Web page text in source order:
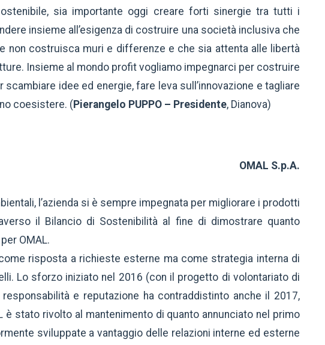
sia importante oggi creare forti sinergie tra tutti i
insieme all’esigenza di costruire una società inclusiva che
non costruisca muri e differenze e che sia attenta alle libertà
Insieme al mondo profit vogliamo impegnarci per costruire
idee ed energie, fare leva sull’innovazione e tagliare
coesistere. ( Pierangelo PUPPO – Presidente, Dianova)
OMAL S.p.A.
l’azienda si è sempre impegnata per migliorare i prodotti
il Bilancio di Sostenibilità al fine di dimostrare quanto
OMAL.
risposta a richieste esterne ma come strategia interna di
Lo sforzo iniziato nel 2016 (con il progetto di volontariato di
e reputazione ha contraddistinto anche il 2017,
è stato rivolto al mantenimento di quanto annunciato nel primo
sviluppate a vantaggio delle relazioni interne ed esterne